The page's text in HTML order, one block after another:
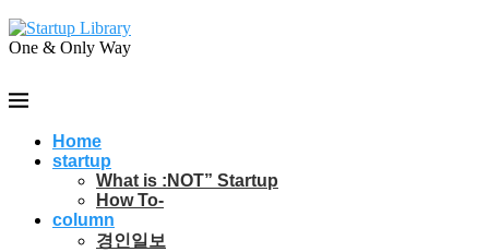
One & Only Way
Home
startup
What is :NOT” Startup
How To-
column
경인일보